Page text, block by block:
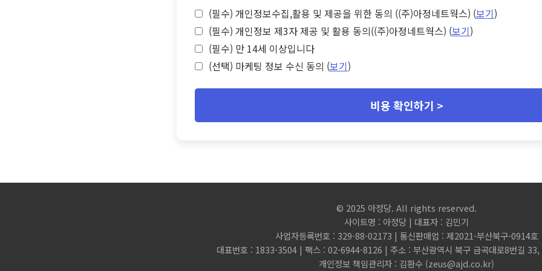
(필수) 개인정보수집,활용 및 제공을 위한 동의 ((주)아정네트웍스) (보기)
(필수) 개인정보 제3자 제공 및 활용 동의((주)아정네트웍스) (보기)
(필수) 만 14세 이상입니다
(선택) 마케팅 정보 수신 동의 (보기)
비용 확인하기 >
© 2025 아정당. All rights reserved.
사이트명 : 아정당 | 대표자 : 김민기
사업자등록번호 : 329-88-02173 | 통신판매업 : 제2021-부산북구-0914호
대표번호 : 1833-3504 | 팩스 : 02-6944-8126 | 주소 : 부산광역시 북구 금곡대로8번길 33,
개인정보 책임관리자 : 김환수 (zeus@ajd.co.kr)